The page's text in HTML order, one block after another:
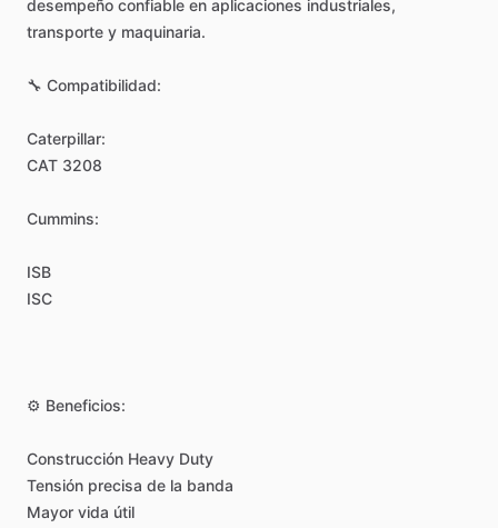
desempeño confiable en aplicaciones industriales,
transporte y maquinaria.
🔧 Compatibilidad:
Caterpillar:
CAT 3208
Cummins:
ISB
ISC
⚙️ Beneficios:
Construcción Heavy Duty
Tensión precisa de la banda
Mayor vida útil